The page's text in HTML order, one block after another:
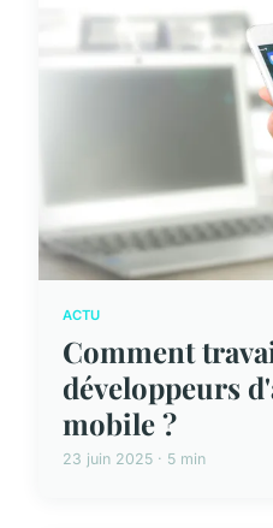
ACTU
Comment
développeurs
mobile ?
23 juin 2025 · 5 min